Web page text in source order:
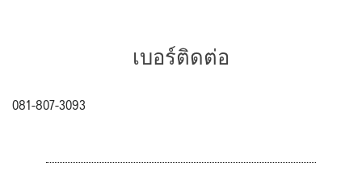
เบอร์ติดต่อ
081-807-3093